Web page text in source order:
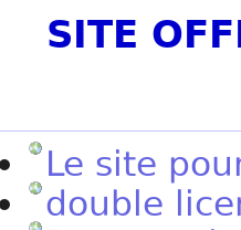
SITE
Le site
double